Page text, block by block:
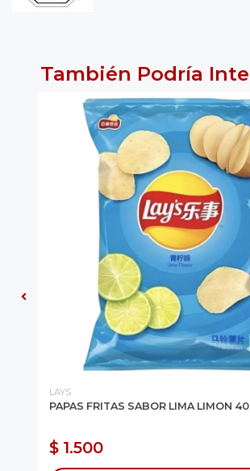
También Podría
LAYS
PAPAS FRITAS SABOR LIMA LIMON
$ 1.500